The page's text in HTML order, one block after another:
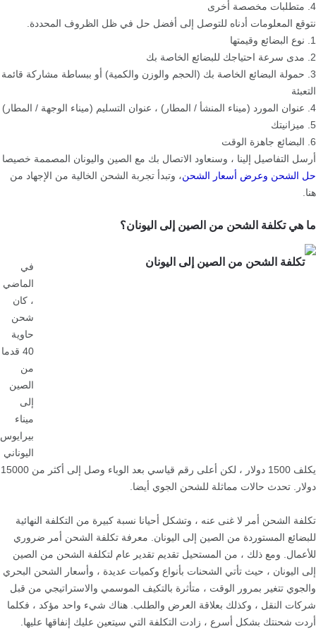
4. متطلبات مخصصة أخرى
نتوقع المعلومات أدناه للتوصل إلى أفضل حل في ظل الظروف المحددة.
1. نوع البضائع وقيمتها
2. مدى سرعة احتياجك للبضائع الخاصة بك
3. حمولة البضائع الخاصة بك (الحجم والوزن والكمية) أو ببساطة مشاركة قائمة
التعبئة
4. عنوان المورد (ميناء المنشأ / المطار) ، عنوان التسليم (ميناء الوجهة / المطار)
5. ميزانيتك
6. البضائع جاهزة الوقت
أرسل التفاصيل إلينا ، وسنعاود الاتصال بك مع الصين واليونان المصممة خصيصا
حل الشحن وعرض أسعار الشحن، وتبدأ تجربة الشحن الخالية من الإجهاد من
هنا.
ما هي تكلفة الشحن من الصين إلى اليونان؟
في
الماضي
، كان
شحن
حاوية
40 قدما
من
الصين
إلى
ميناء
بيرايوس
اليوناني
يكلف 1500 دولار ، لكن أعلى رقم قياسي بعد الوباء وصل إلى أكثر من 15000
دولار. تحدث حالات مماثلة للشحن الجوي أيضا.
تكلفة الشحن أمر لا غنى عنه ، وتشكل أحيانا نسبة كبيرة من التكلفة النهائية
للبضائع المستوردة من الصين إلى اليونان. معرفة تكلفة الشحن أمر ضروري
للأعمال. ومع ذلك ، من المستحيل تقديم تقدير عام لتكلفة الشحن من الصين
إلى اليونان ، حيث تأتي الشحنات بأنواع وكميات عديدة ، وأسعار الشحن البحري
والجوي تتغير بمرور الوقت ، متأثرة بالتكيف الموسمي والاستراتيجي من قبل
شركات النقل ، وكذلك بعلاقة العرض والطلب. هناك شيء واحد مؤكد ، فكلما
أردت شحنتك بشكل أسرع ، زادت التكلفة التي سيتعين عليك إنفاقها عليها.